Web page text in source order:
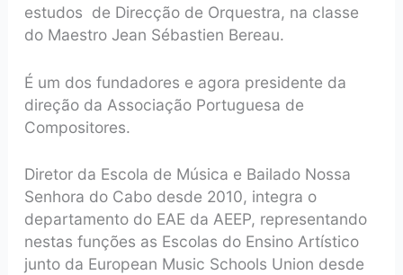
estudos de Direcção de Orquestra, na classe
do Maestro Jean Sébastien Bereau.
É um dos fundadores e agora presidente da
direção da Associação Portuguesa de
Compositores.
Diretor da Escola de Música e Bailado Nossa
Senhora do Cabo desde 2010, integra o
departamento do EAE da AEEP, representando
nestas funções as Escolas do Ensino Artístico
junto da European Music Schools Union desde